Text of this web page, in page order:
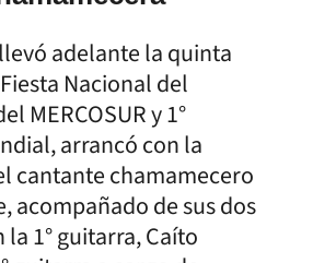
adelante la quinta
Nacional del
MERCOSUR y 1°
arrancó con la
cantante chamamecero
acompañado de sus dos
1° guitarra, Caíto